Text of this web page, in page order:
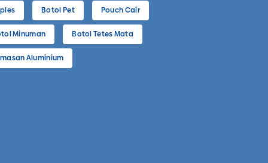
Botol Pet Pouch Cair
Minuman Botol Tetes Mata
Aluminium